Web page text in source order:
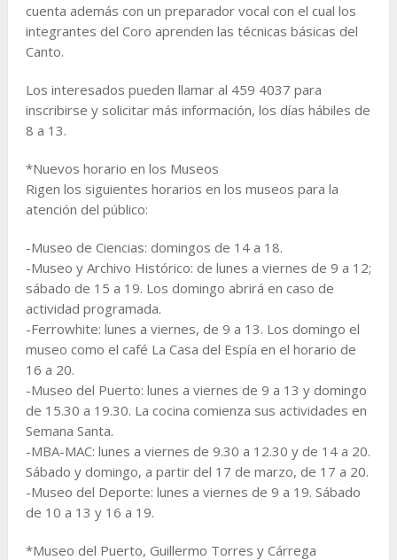
cuenta además con un preparador vocal con el cual los
integrantes del Coro aprenden las técnicas básicas del
Canto.
Los interesados pueden llamar al 459 4037 para
inscribirse y solicitar más información, los días hábiles de
8 a 13.
*Nuevos horario en los Museos
Rigen los siguientes horarios en los museos para la
atención del público:
-Museo de Ciencias: domingos de 14 a 18.
-Museo y Archivo Histórico: de lunes a viernes de 9 a 12;
sábado de 15 a 19. Los domingo abrirá en caso de
actividad programada.
-Ferrowhite: lunes a viernes, de 9 a 13. Los domingo el
museo como el café La Casa del Espía en el horario de
16 a 20.
-Museo del Puerto: lunes a viernes de 9 a 13 y domingo
de 15.30 a 19.30. La cocina comienza sus actividades en
Semana Santa.
-MBA-MAC: lunes a viernes de 9.30 a 12.30 y de 14 a 20.
Sábado y domingo, a partir del 17 de marzo, de 17 a 20.
-Museo del Deporte: lunes a viernes de 9 a 19. Sábado
de 10 a 13 y 16 a 19.
*Museo del Puerto, Guillermo Torres y Cárrega